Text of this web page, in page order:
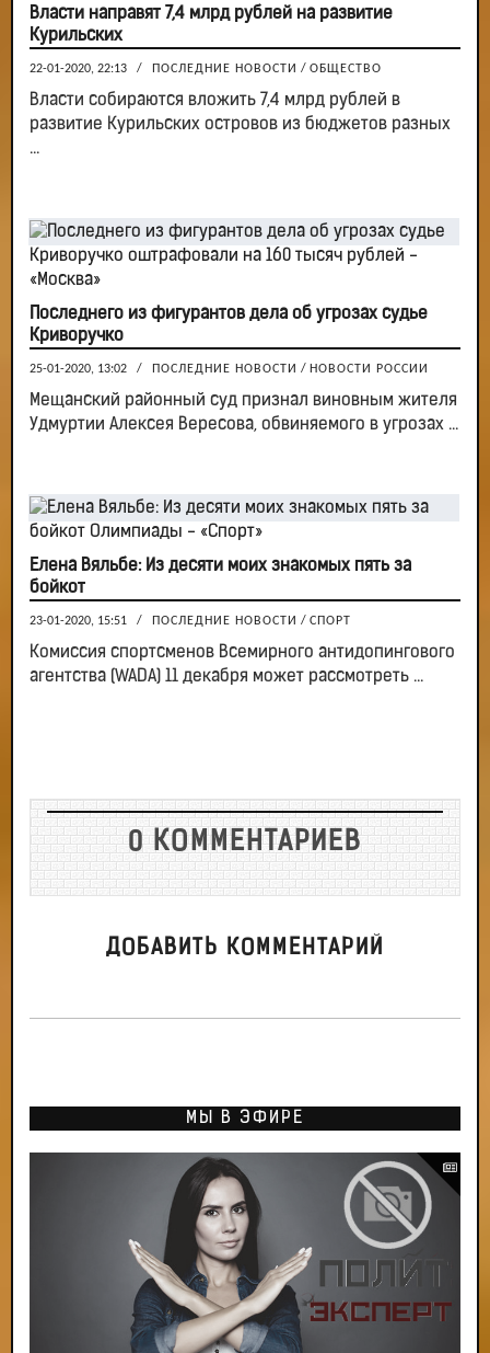
Власти направят 7,4 млрд рублей на развитие
Курильских
22-01-2020, 22:13 / ПОСЛЕДНИЕ НОВОСТИ / ОБЩЕСТВО
Власти собираются вложить 7,4 млрд рублей в
развитие Курильских островов из бюджетов разных
...
Последнего из фигурантов дела об угрозах судье
Криворучко
25-01-2020, 13:02 / ПОСЛЕДНИЕ НОВОСТИ / НОВОСТИ РОССИИ
Мещанский районный суд признал виновным жителя
Удмуртии Алексея Вересова, обвиняемого в угрозах ...
Елена Вяльбе: Из десяти моих знакомых пять за
бойкот
23-01-2020, 15:51 / ПОСЛЕДНИЕ НОВОСТИ / СПОРТ
Комиссия спортсменов Всемирного антидопингового
агентства (WADA) 11 декабря может рассмотреть ...
0 КОММЕНТАРИЕВ
ДОБАВИТЬ КОММЕНТАРИЙ
МЫ В ЭФИРЕ